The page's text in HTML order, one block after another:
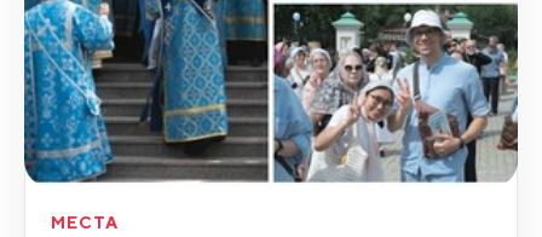
МЕСТА